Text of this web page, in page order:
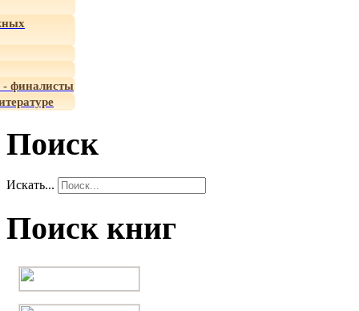
- финалисты
Поиск
Искать...
Поиск книг